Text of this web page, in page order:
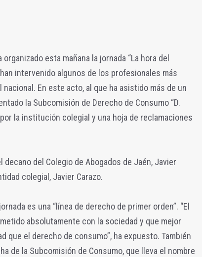
esta mañana la jornada “La hora del
intervenido algunos de los profesionales más
En este acto, al que ha asistido más de un
la Subcomisión de Derecho de Consumo “D.
la institución colegial y una hoja de reclamaciones
del Colegio de Abogados de Jaén, Javier
colegial, Javier Carazo.
es una “línea de derecho de primer orden”. “El
absolutamente con la sociedad y que mejor
que el derecho de consumo”, ha expuesto. También
de la Subcomisión de Consumo, que lleva el nombre